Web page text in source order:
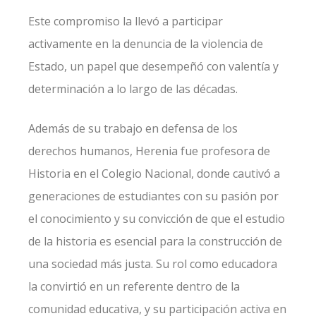
Este compromiso la llevó a participar
activamente en la denuncia de la violencia de
Estado, un papel que desempeñó con valentía y
determinación a lo largo de las décadas.
Además de su trabajo en defensa de los
derechos humanos, Herenia fue profesora de
Historia en el Colegio Nacional, donde cautivó a
generaciones de estudiantes con su pasión por
el conocimiento y su convicción de que el estudio
de la historia es esencial para la construcción de
una sociedad más justa. Su rol como educadora
la convirtió en un referente dentro de la
comunidad educativa, y su participación activa en